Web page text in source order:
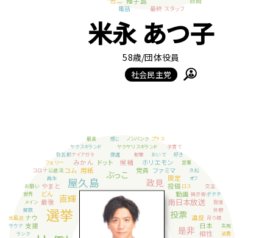
米永 あつ子
58歳/団体役員
社会民主党